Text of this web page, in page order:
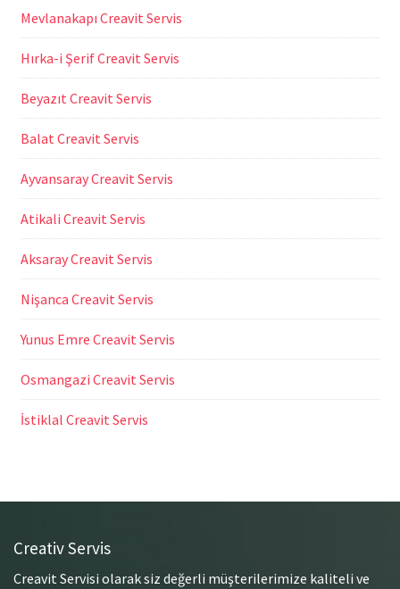
Mevlanakapı Creavit Servis
Hırka-i Şerif Creavit Servis
Beyazıt Creavit Servis
Balat Creavit Servis
Ayvansaray Creavit Servis
Atikali Creavit Servis
Aksaray Creavit Servis
Nişanca Creavit Servis
Yunus Emre Creavit Servis
Osmangazi Creavit Servis
İstiklal Creavit Servis
Creativ Servis
Creavit Servisi olarak siz değerli müşterilerimize kaliteli ve